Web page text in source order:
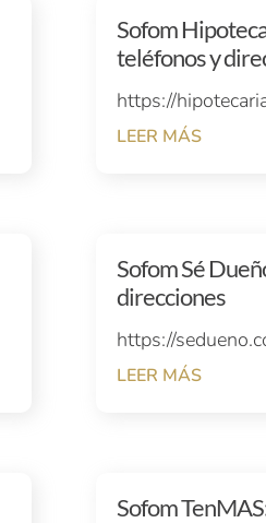
Sofom
teléfonos y
https://
LEER MÁS
Sofom Sé
direcciones
https://
LEER MÁS
Sofom